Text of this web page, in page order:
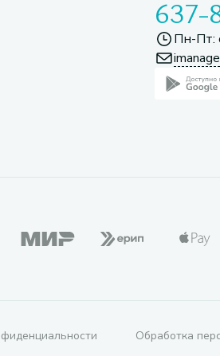
637-
Пн-Пт:
Обработка